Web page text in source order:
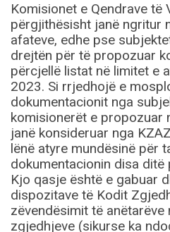
Komisionet e Qendrave të
përgjithësisht janë ngritur
afateve, edhe pse
drejtën për të propozuar
përcjellë listat në limitet e
2023. Si rrjedhojë e
dokumentacionit nga
komisionerët e propozuar
janë konsideruar nga
lënë atyre mundësinë për
dokumentacionin disa ditë
Kjo qasje është e gabuar
dispozitave të Kodit
zëvendësimit të
zgjedhjeve (sikurse ka